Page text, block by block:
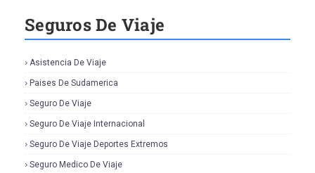
Seguros De Viaje
Asistencia De Viaje
Paises De Sudamerica
Seguro De Viaje
Seguro De Viaje Internacional
Seguro De Viaje Deportes Extremos
Seguro Medico De Viaje